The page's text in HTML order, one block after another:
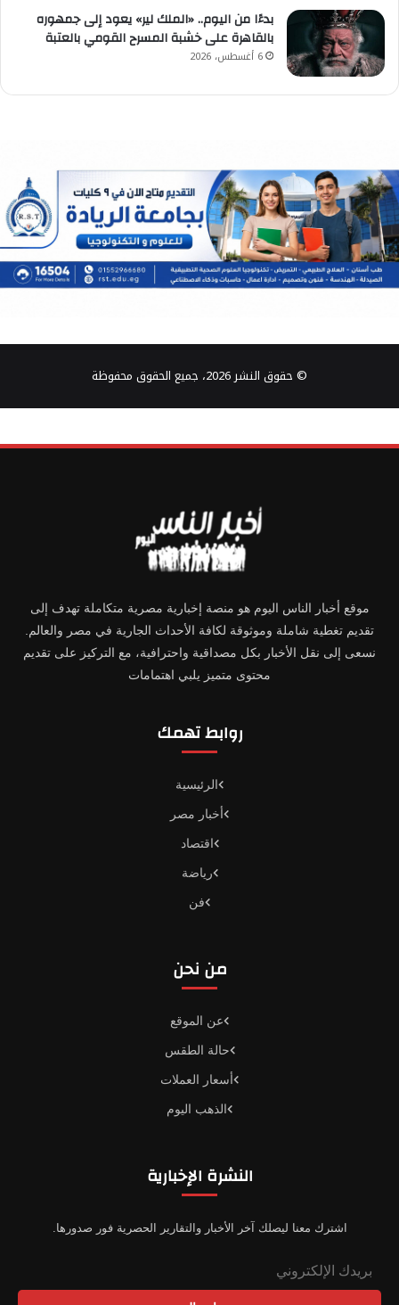
بدءًا من اليوم.. «الملك لير» يعود إلى جمهوره
بالقاهرة على خشبة المسرح القومي بالعتبة
6 أغسطس، 2026
© حقوق النشر 2026، جميع الحقوق محفوظة
موقع أخبار الناس اليوم هو منصة إخبارية مصرية متكاملة تهدف إلى
تقديم تغطية شاملة وموثوقة لكافة الأحداث الجارية في مصر والعالم.
نسعى إلى نقل الأخبار بكل مصداقية واحترافية، مع التركيز على تقديم
محتوى متميز يلبي اهتمامات
روابط تهمك
الرئيسية
أخبار مصر
اقتصاد
رياضة
فن
من نحن
عن الموقع
حالة الطقس
أسعار العملات
الذهب اليوم
النشرة الإخبارية
اشترك معنا ليصلك آخر الأخبار والتقارير الحصرية فور صدورها.